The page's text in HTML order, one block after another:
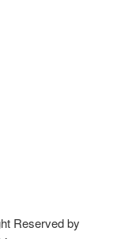
Reserved by